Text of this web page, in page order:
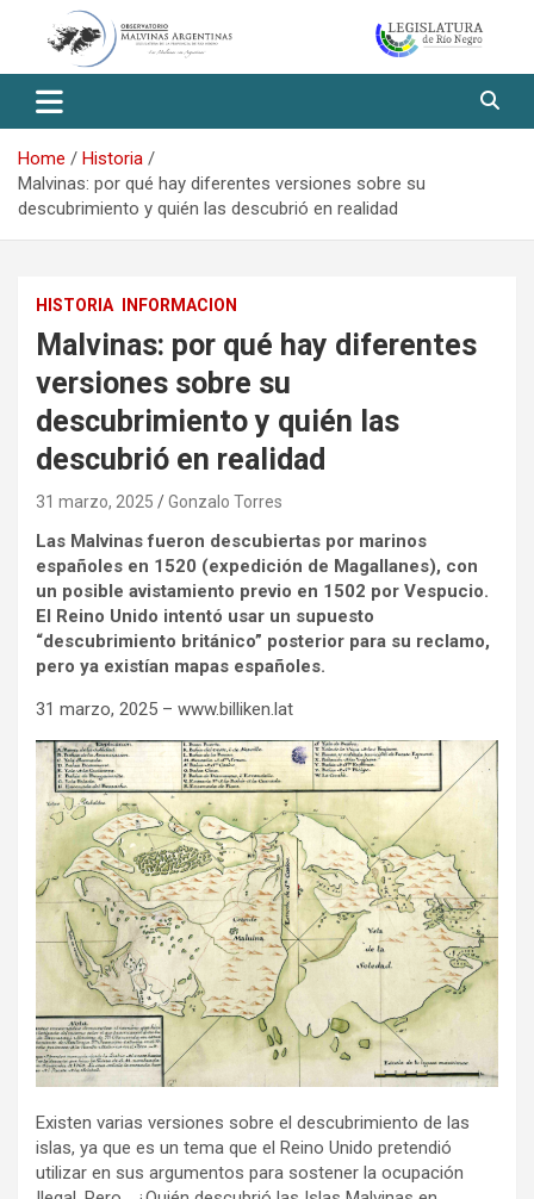
Observatorio Malvinas – Río
Negro
Home
Historia
Malvinas: por qué hay diferentes versiones sobre su
descubrimiento y quién las descubrió en realidad
HISTORIA INFORMACION
Malvinas: por qué hay diferentes
versiones sobre su
descubrimiento y quién las
descubrió en realidad
31 marzo, 2025 Gonzalo Torres
Las Malvinas fueron descubiertas por marinos
españoles en 1520 (expedición de Magallanes), con
un posible avistamiento previo en 1502 por Vespucio.
El Reino Unido intentó usar un supuesto
“descubrimiento británico” posterior para su reclamo,
pero ya existían mapas españoles.
31 marzo, 2025 – www.billiken.lat
Existen varias versiones sobre el descubrimiento de las
islas, ya que es un tema que el Reino Unido pretendió
utilizar en sus argumentos para sostener la ocupación